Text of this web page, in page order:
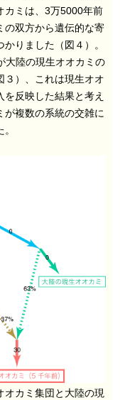
カミは、3万5000年前
の双方から遺伝的な寄
りました（図４）。
大陸の現生オオカミの
３）、これは現生オオ
反映した結果と考え
が複数の系統の交雑に
カミ集団と大陸の現